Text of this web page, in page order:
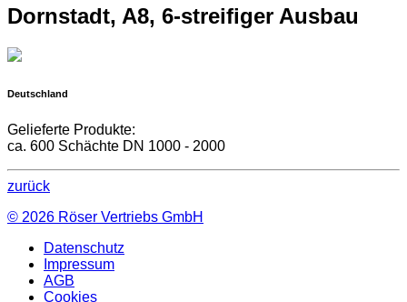
Dornstadt, A8, 6-streifiger Ausbau
Deutschland
Gelieferte Produkte:
ca. 600 Schächte DN 1000 - 2000
zurück
© 2026 Röser Vertriebs GmbH
Datenschutz
Impressum
AGB
Cookies